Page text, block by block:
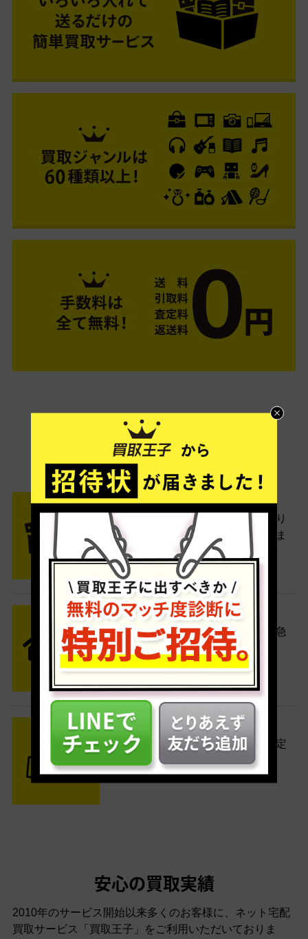
ご利用は簡単3ステップ
- FLOW -
STEP1 お申込み・梱包
ネットでお申込みしたら、箱に売り
たい商品をいろいろ詰めて梱包しま
す。
STEP2 発送
送料無料でご自宅から発送！佐川急
便がご自宅まで引き取りに伺いま
す。
STEP3 ご入金
査定結果はメールでお知らせ。査定
結果がOKなら金額をお支払い！
安心の買取実績
2010年のサービス開始以来多くのお客様に、 ネット宅配
買取サービス「買取王子」をご利用いただいておりま